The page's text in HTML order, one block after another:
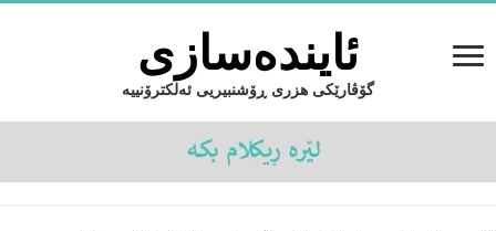
ئایندەسازى
گۆڤارێکی هزری ڕۆشنبیریی ئەلکترۆنییە